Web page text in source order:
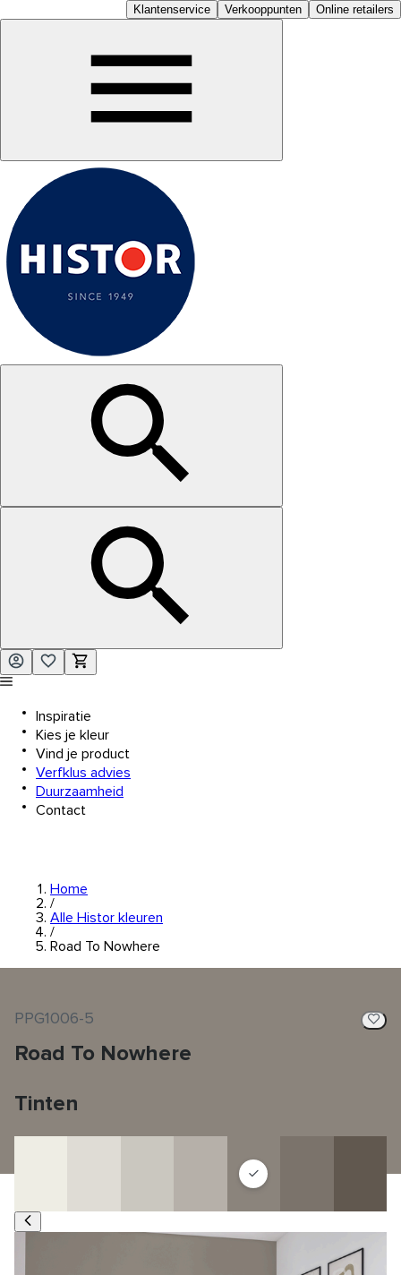
Klantenservice Verkooppunten Online retailers
Inspiratie
Kies je kleur
Vind je product
Verfklus advies
Duurzaamheid
Contact
Home
/
Alle Histor kleuren
/
Road To Nowhere
PPG1006-5
Road To Nowhere
Tinten